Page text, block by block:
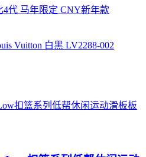
4代 马年限定 CNY新年款
Vuitton 白黑 LV2288-002